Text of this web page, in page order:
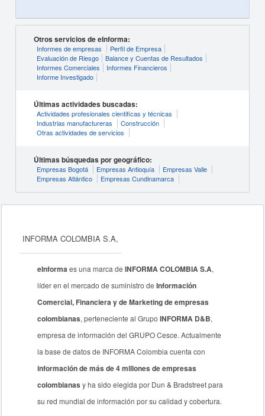
Otros servicios de eInforma:
Informes de empresas
Perfil de Empresa
Evaluación de Riesgo
Balance y Cuentas de Resultados
Informes Comerciales
Informes Financieros
Informe Investigado
Últimas actividades buscadas:
Actividades profesionales cientificas y técnicas
Industrias manufactureras
Construcción
Otras actividades de servicios
Últimas búsquedas por geográfico:
Empresas Bogotá Empresas Antioquía
Empresas Valle
Empresas Atlántico
Empresas Cundinamarca
INFORMA COLOMBIA S.A,
eInformaes una marca deINFORMA COLOMBIA S.A,
líder en el mercado de suministro deInformación
Comercial, Financiera y de Marketing de empresas
colombianas, perteneciente al GrupoINFORMA D&B,
empresa de información del GRUPO Cesce. Actualmente
la base de datos de INFORMA Colombia cuenta con
información de más de 4 millones de empresas
colombianas y ha sido elegida por Dun & Bradstreet para
su red mundial de información por su calidad y cobertura.